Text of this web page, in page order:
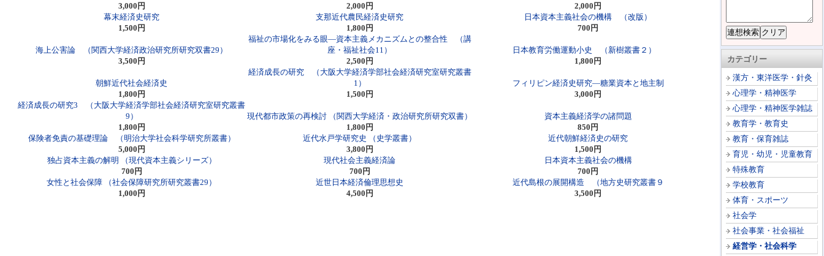
カテゴリー
漢方・東洋医学・針灸
心理学・精神医学
心理学・精神医学雑誌
教育学・教育史
教育・保育雑誌
育児・幼児・児童教育
特殊教育
学校教育
体育・スポーツ
社会学
社会事業・社会福祉
経営学・社会科学
3,000円
2,000円
2,000円
幕末経済史研究
1,500円
支那近代農民経済史研究
1,800円
日本資本主義社会の機構 （改版）
700円
海上公害論 （関西大学経済政治研究所研究双書29）
3,500円
福祉の市場化をみる眼―資本主義メカニズムとの整合性 （講
座・福祉社会11）
2,500円
日本教育労働運動小史 （新樹叢書２）
1,800円
朝鮮近代社会経済史
1,800円
経済成長の研究 （大阪大学経済学部社会経済研究室研究叢書
1）
1,500円
フィリピン経済史研究―糖業資本と地主制
3,000円
経済成長の研究3 （大阪大学経済学部社会経済研究室研究叢書
9）
1,800円
現代都市政策の再検討 （関西大学経済・政治研究所研究双書）
1,800円
資本主義経済学の諸問題
850円
保険者免責の基礎理論 （明治大学社会科学研究所叢書）
5,000円
近代水戸学研究史 （史学叢書）
3,800円
近代朝鮮経済史の研究
1,500円
独占資本主義の解明 （現代資本主義シリーズ）
700円
現代社会主義経済論
700円
日本資本主義社会の機構
700円
女性と社会保障 （社会保障研究所研究叢書29）
1,000円
近世日本経済倫理思想史
4,500円
近代島根の展開構造 （地方史研究叢書９
3,500円